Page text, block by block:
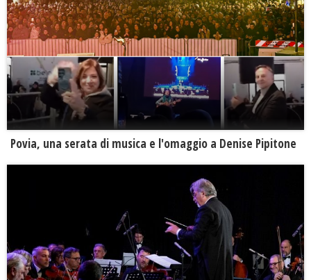
Povia, una serata di musica e l'omaggio a Denise Pipitone